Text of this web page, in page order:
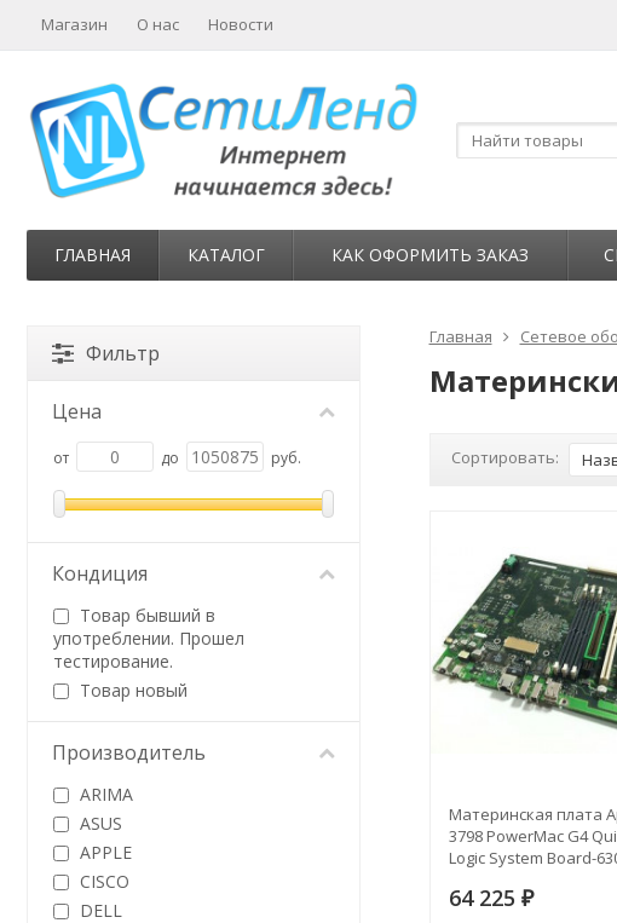
Магазин О нас Новости
ГЛАВНАЯ КАТАЛОГ КАК ОФОРМИТЬ ЗАКАЗ
Главная Сетевое
Сортировать:
Материнская плата
3798 PowerMac G4
Logic System Board-
64 225 ₽
Фильтр
Цена
от до руб.
Кондиция
Товар бывший в
употреблении. Прошел
тестирование.
Товар новый
Производитель
ARIMA
ASUS
APPLE
CISCO
DELL